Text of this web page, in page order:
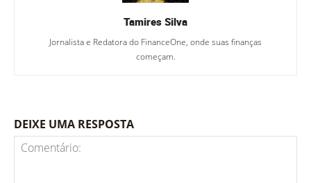
Tamires Silva
Jornalista e Redatora do FinanceOne, onde suas finanças
começam.
DEIXE UMA RESPOSTA